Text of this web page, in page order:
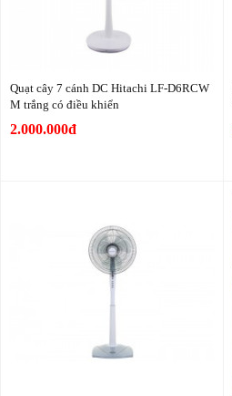
Quạt cây 7 cánh DC Hitachi LF-D6RCW
M trắng có điều khiển
2.000.000đ